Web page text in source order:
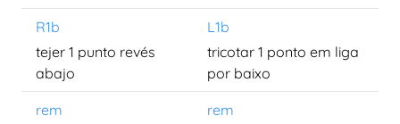
R1b
L1b
tejer 1 punto revés
abajo
tricotar 1 ponto em liga
por baixo
rem
rem